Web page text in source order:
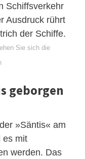
Schiffsverkehr
Ausdruck rührt
der Schiffe.
Sie sich die
geborgen
»Säntis« am
es mit
werden. Das